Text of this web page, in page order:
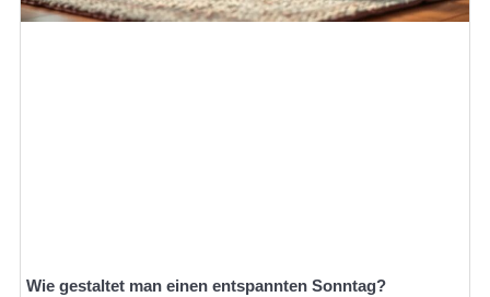
Wie gestaltet man einen entspannten Sonntag?